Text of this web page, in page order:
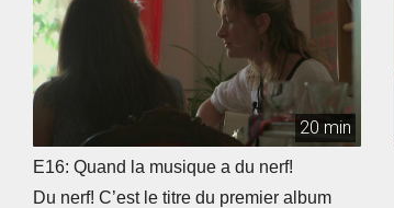
20 min
E16: Quand la musique a du nerf!
Du nerf! C’est le titre du premier album